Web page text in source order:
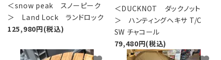
＜snow peak スノーピーク
＞ Land Lock ランドロック
125,980円(税込)
＜DUCKNOT ダックノット
＞ ハンティングヘキサ T/C
SW チャコール
79,480円(税込)